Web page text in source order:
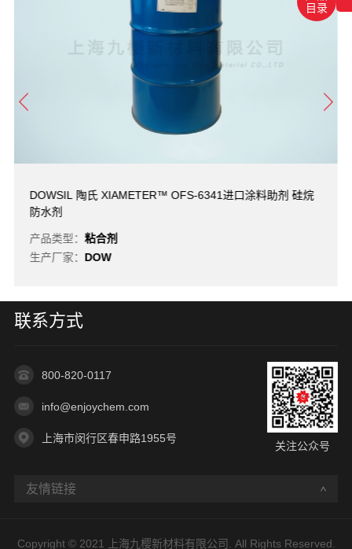
目录
DOWSIL 陶氏 XIAMETER™ OFS-6341进口涂料助剂 硅烷
防水剂
产品类型：粘合剂
生产厂家： DOW
联系方式
800-820-0117
info@enjoychem.com
上海市闵行区春申路1955号
关注公众号
友情链接
Copyright © 2021 上海九樱新材料有限公司. All Rights Reserved.